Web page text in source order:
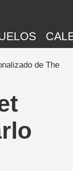
de The